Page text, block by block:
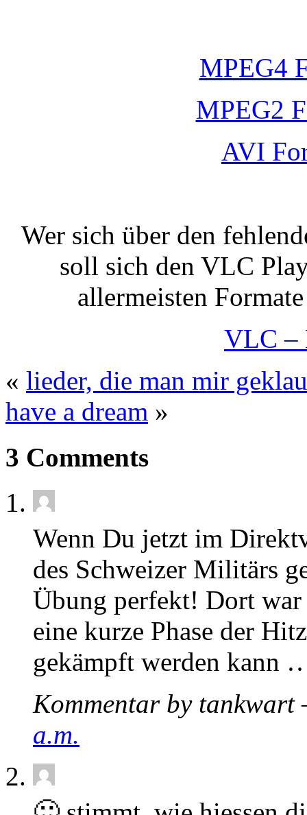
MPEG4
MPEG2
AVI
Wer sich über den
soll sich den VLC
allermeisten
VLC –
« lieder, die man mir
have a dream »
3 Comments
Wenn Du jetzt im
des Schweizer Militärs
Übung perfekt! Dort
eine kurze Phase der
gekämpft werden kann
Kommentar by
a.m.